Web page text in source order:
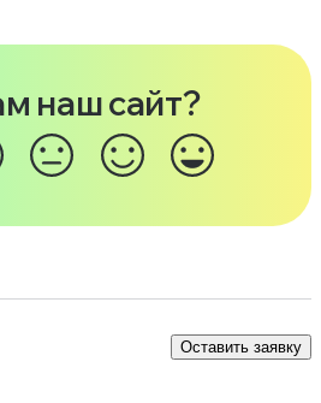
наш сайт?
Оставить заявку